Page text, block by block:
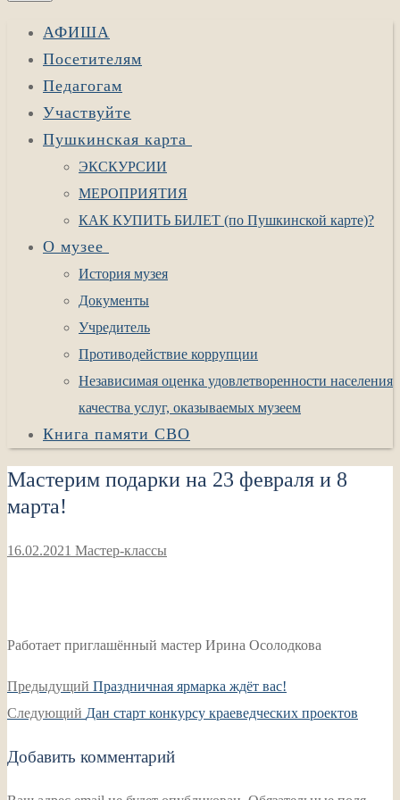
АФИША
Посетителям
Педагогам
Участвуйте
Пушкинская карта
ЭКСКУРСИИ
МЕРОПРИЯТИЯ
КАК КУПИТЬ БИЛЕТ (по Пушкинской карте)?
О музее
История музея
Документы
Учредитель
Противодействие коррупции
Независимая оценка удовлетворенности населения
качества услуг, оказываемых музеем
Книга памяти СВО
Мастерим подарки на 23 февраля и 8
марта!
16.02.2021 Мастер-классы
Работает приглашённый мастер Ирина Осолодкова
Навигация
по
Предыдущий Предыдущая
запись:
Праздничная ярмарка ждёт вас!
Следующий Следующая
Дан старт конкурсу краеведческих проектов
Добавить комментарий